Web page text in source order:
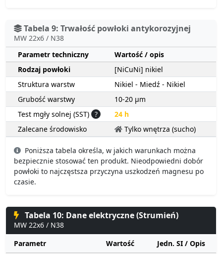
Tabela 9: Trwałość powłoki antykorozyjnej
MW 22x6 / N38
Parametr techniczny
Wartość / opis
Rodzaj powłoki
[NiCuNi] nikiel
Struktura warstw
Nikiel - Miedź - Nikiel
Grubość warstwy
10-20 µm
Test mgły solnej (SST) ?
24 h
Zalecane środowisko
Tylko wnętrza (sucho)
Poniższa tabela określa, w jakich warunkach można
bezpiecznie stosować ten produkt. Nieodpowiedni dobór
powłoki to najczęstsza przyczyna uszkodzeń magnesu po
czasie.
Tabela 10: Dane elektryczne (Strumień)
MW 22x6 / N38
Parametr
Wartość Jedn. SI / Opis